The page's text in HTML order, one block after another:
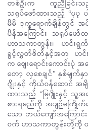
တစ်ဦးက ကူညီခြင်းသည်
သရုပ်ဖော်ထားသည့် “ပုပု
မိမိ ဒုက္ခ‌ရောက်ချိန်တွင်
ပိန်အကြောင်း သရုပ်ဖော်
ဟာသကာတွန်း၊ ဟင်း
ခွင့်လွှတ်စိတ်နှင့်အတူ ဟင်းသီ
က စျေး‌‌ရောင်းကောင်းပုံ
တော့ လှစေချင်” နှစ်မျက်
ဂျိုးနှင့် ကိုယ်ဝန်ဆောင် အမ
ထားသည့် “မြဂျိုးနှင့် သူ့အ
စားရမည်ကို အချဉ်မကြိုက်
သော ဘယ်ကျော်အကြောင်
ဝက် ဟာသကာတွန်းတို့ကို